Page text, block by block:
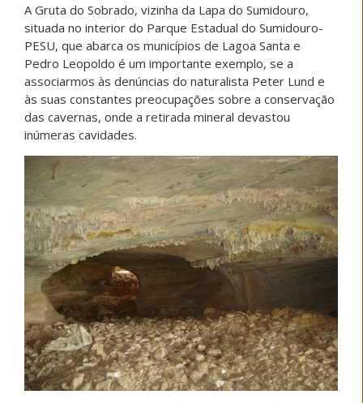
A Gruta do Sobrado, vizinha da Lapa do Sumidouro,
situada no interior do Parque Estadual do Sumidouro-
PESU, que abarca os municípios de Lagoa Santa e
Pedro Leopoldo é um importante exemplo, se a
associarmos às denúncias do naturalista Peter Lund e
às suas constantes preocupações sobre a conservação
das cavernas, onde a retirada mineral devastou
inúmeras cavidades.